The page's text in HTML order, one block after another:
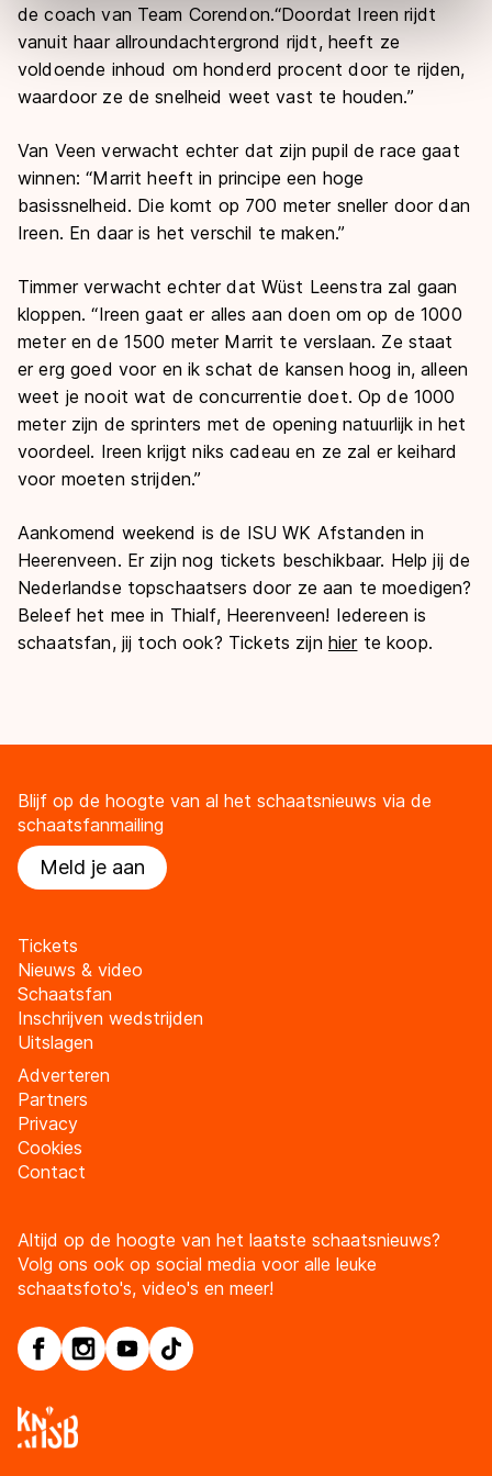
Door op ‘Toestaan’ te klikken, stemt u in met deze
overdracht. Meer informatie vindt u in onscookiebeleid
de coach van Team Corendon.“Doordat Ireen rijdt
vanuit haar allroundachtergrond rijdt, heeft ze
voldoende inhoud om honderd procent door te rijden,
waardoor ze de snelheid weet vast te houden.”
Van Veen verwacht echter dat zijn pupil de race gaat
winnen: “Marrit heeft in principe een hoge
basissnelheid. Die komt op 700 meter sneller door dan
Ireen. En daar is het verschil te maken.”
Timmer verwacht echter dat Wüst Leenstra zal gaan
kloppen. “Ireen gaat er alles aan doen om op de 1000
meter en de 1500 meter Marrit te verslaan. Ze staat
er erg goed voor en ik schat de kansen hoog in, alleen
weet je nooit wat de concurrentie doet. Op de 1000
meter zijn de sprinters met de opening natuurlijk in het
voordeel. Ireen krijgt niks cadeau en ze zal er keihard
voor moeten strijden.”
Aankomend weekend is de ISU WK Afstanden in
Heerenveen. Er zijn nog tickets beschikbaar. Help jij de
Nederlandse topschaatsers door ze aan te moedigen?
Beleef het mee in Thialf, Heerenveen! Iedereen is
schaatsfan, jij toch ook? Tickets zijn hier te koop.
Blijf op de hoogte van al het schaatsnieuws via de
schaatsfanmailing
Meld je aan
Tickets
Nieuws & video
Schaatsfan
Inschrijven wedstrijden
Uitslagen
Adverteren
Partners
Privacy
Cookies
Contact
Altijd op de hoogte van het laatste schaatsnieuws?
Volg ons ook op social media voor alle leuke
schaatsfoto's, video's en meer!